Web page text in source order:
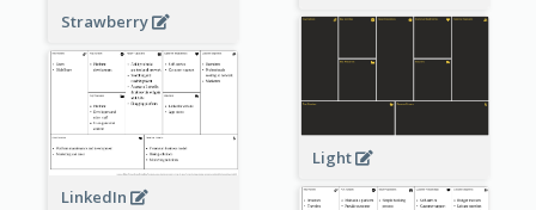
Strawberry
Light
LinkedIn